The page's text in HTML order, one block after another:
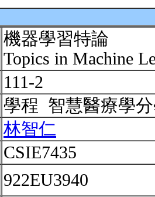
機器學習特論
Topics in Machine
111-2
學程 智慧醫療學
林智仁
CSIE7435
922EU3940